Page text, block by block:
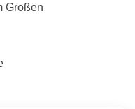
Großen